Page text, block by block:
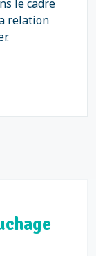
le cadre
relation